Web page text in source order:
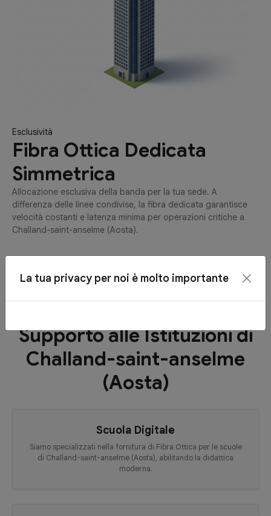
Esclusività
Fibra Ottica Dedicata
Simmetrica
Allocazione esclusiva della banda per la tua sede. A
differenza delle linee condivise, la fibra dedicata garantisce
velocità costanti e latenza minima per operazioni critiche a
Challand-saint-anselme (Aosta).
Supporto alle Istituzioni di
Challand-saint-anselme
(Aosta)
Scuola Digitale
Siamo specializzati nella fornitura di Fibra Ottica per le scuole
di Challand-saint-anselme (Aosta), abilitando la didattica
moderna.
La tua privacy per noi è molto importante